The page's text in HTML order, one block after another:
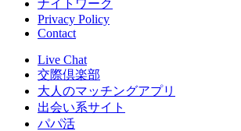
ナイトワーク
Privacy Policy
Contact
Live Chat
交際倶楽部
大人のマッチングアプリ
出会い系サイト
パパ活